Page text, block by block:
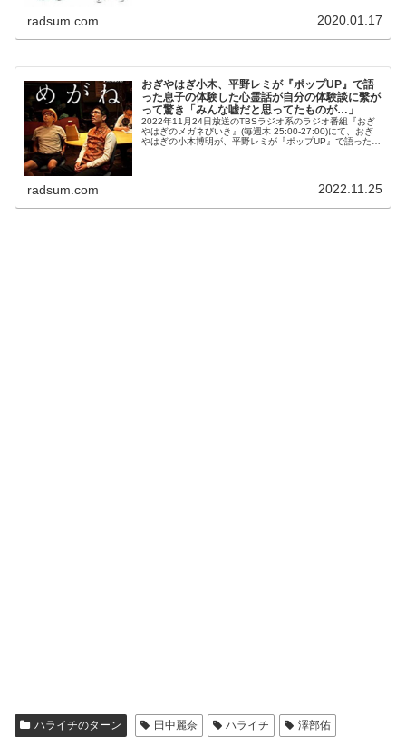
radsum.com 2020.01.17
おぎやはぎ小木、平野レミが『ポップUP』で語
った息子の体験した心霊話が自分の体験談に繫が
って驚き「みんな嘘だと思ってたものが…」
2022年11月24日放送のTBSラジオ系のラジオ番組『おぎ
やはぎのメガネびいき』(毎週木 25:00-27:00)にて、おぎ
やはぎの小木博明が、平野レミが『ポップUP』で語った息
radsum.com 2022.11.25
ハライチのターン 田中麗奈 ハライチ 澤部佑